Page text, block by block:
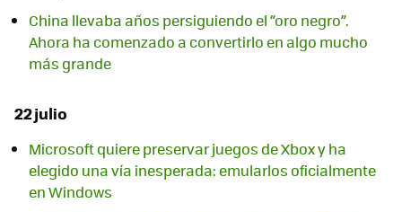
China llevaba años persiguiendo el “oro negro”.
Ahora ha comenzado a convertirlo en algo mucho
más grande
22 julio
Microsoft quiere preservar juegos de Xbox y ha
elegido una vía inesperada: emularlos oficialmente
en Windows